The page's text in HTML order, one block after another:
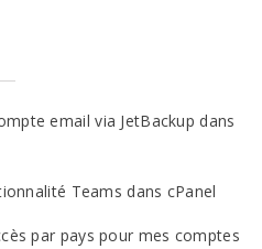
email via JetBackup dans
Teams dans cPanel
par pays pour mes comptes